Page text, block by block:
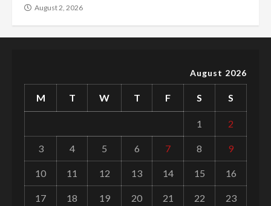
August 2, 2026
August 2026
M T W T F S S
1 2
3 4 5 6 7 8 9
10 11 12 13 14 15 16
17 18 19 20 21 22 23